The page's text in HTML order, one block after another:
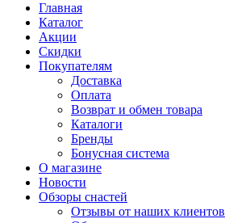
Главная
Каталог
Акции
Скидки
Покупателям
Доставка
Оплата
Возврат и обмен товара
Каталоги
Бренды
Бонусная система
О магазине
Новости
Обзоры снастей
Отзывы от наших клиентов